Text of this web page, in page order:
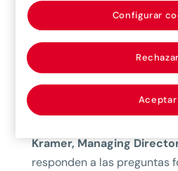
Especialistas de la
constatan que el
medianas se ha
significativamente en
Kramer, Managing
responden a las preguntas
Rechazar
Aceptar
Configurar